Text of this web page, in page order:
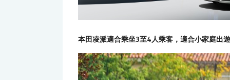
本田凌派適合乘坐3至4人乘客，適合小家庭出